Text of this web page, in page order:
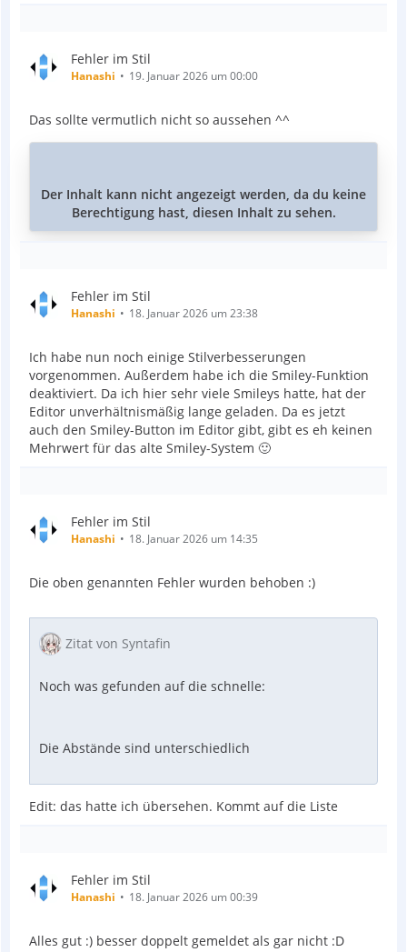
Fehler im Stil
Hanashi 19. Januar 2026 um 00:00
Das sollte vermutlich nicht so aussehen ^^
Der Inhalt kann nicht angezeigt werden, da du keine
Berechtigung hast, diesen Inhalt zu sehen.
Fehler im Stil
Hanashi 18. Januar 2026 um 23:38
Ich habe nun noch einige Stilverbesserungen
vorgenommen. Außerdem habe ich die Smiley-Funktion
deaktiviert. Da ich hier sehr viele Smileys hatte, hat der
Editor unverhältnismäßig lange geladen. Da es jetzt
auch den Smiley-Button im Editor gibt, gibt es eh keinen
Mehrwert für das alte Smiley-System 🙂
Fehler im Stil
Hanashi 18. Januar 2026 um 14:35
Die oben genannten Fehler wurden behoben :)
Zitat von Syntafin
Noch was gefunden auf die schnelle:
Die Abstände sind unterschiedlich
Edit: das hatte ich übersehen. Kommt auf die Liste
Fehler im Stil
Hanashi 18. Januar 2026 um 00:39
Alles gut :) besser doppelt gemeldet als gar nicht :D